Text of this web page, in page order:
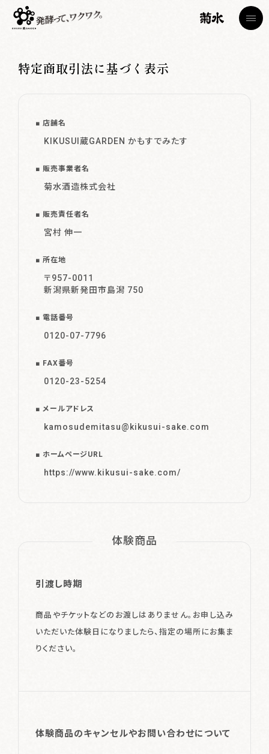
トップページ
蔵見学菊水日本酒文化研究所・節五郎蔵
Shop
体験・イベント
特別なお酒
お知らせ
発酵ってワクワク
特定商取引に関する法律の表示
菊水酒造株式会社
特定商取引法に基づく表示
店舗名
KIKUSUI蔵GARDEN かもすでみたす
販売事業者名
菊水酒造株式会社
販売責任者名
宮村 伸一
所在地
〒957-0011
新潟県新発田市島潟 750
電話番号
0120-07-7796
FAX番号
0120-23-5254
メールアドレス
kamosudemitasu@kikusui-sake.com
ホームページURL
https://www.kikusui-sake.com/
体験商品
引渡し時期
商品やチケットなどのお渡しはありません。お申し込み
いただいた体験日になりましたら、指定の場所にお集ま
りください。
体験商品のキャンセルやお問い合わせについて